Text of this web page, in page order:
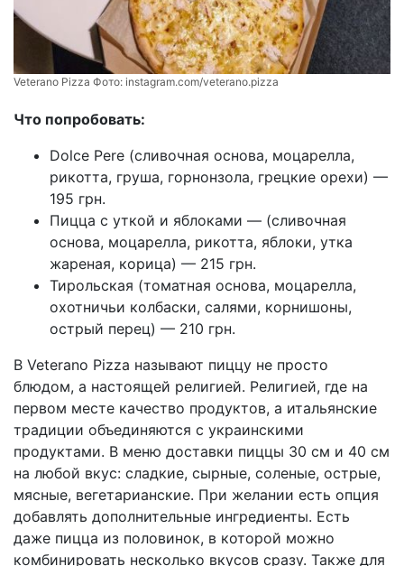
Veterano Pizza Фото: instagram.com/veterano.pizza
Что попробовать:
Dolce Pere (сливочная основа, моцарелла,
рикотта, груша, горнонзола, грецкие орехи) —
195 грн.
Пицца с уткой и яблоками — (сливочная
основа, моцарелла, рикотта, яблоки, утка
жареная, корица) — 215 грн.
Тирольская (томатная основа, моцарелла,
охотничьи колбаски, салями, корнишоны,
острый перец) — 210 грн.
В Veterano Pizza называют пиццу не просто
блюдом, а настоящей религией. Религией, где на
первом месте качество продуктов, а итальянские
традиции объединяются с украинскими
продуктами. В меню доставки пиццы 30 см и 40 см
на любой вкус: сладкие, сырные, соленые, острые,
мясные, вегетарианские. При желании есть опция
добавлять дополнительные ингредиенты. Есть
даже пицца из половинок, в которой можно
комбинировать несколько вкусов сразу. Также для